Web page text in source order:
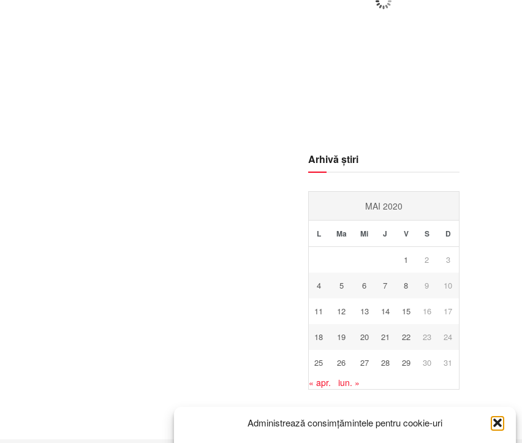
Administrează consimțămintele pentru cookie-uri
Wind Gust:
Arhivă știri
MAI 2020
L Ma Mi J V S D
1 2 3
4 5 6 7 8 9 10
11 12 13 14 15 16 17
18 19 20 21 22 23 24
25 26 27 28 29 30 31
« apr. iun. »